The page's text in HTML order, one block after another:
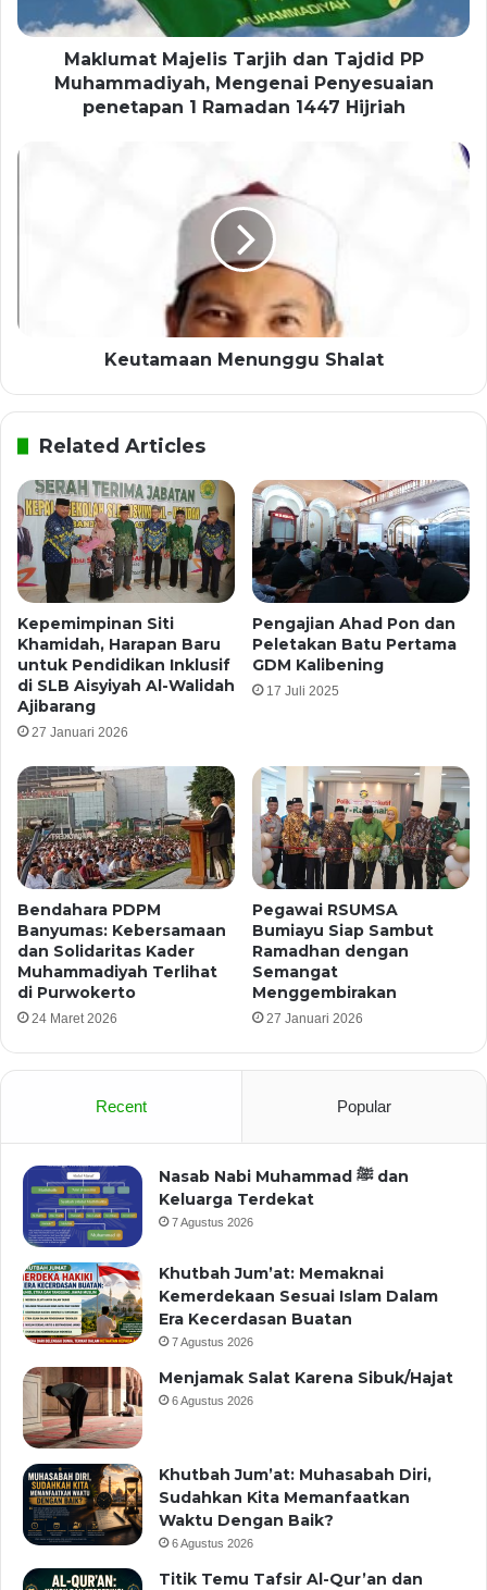
Maklumat Majelis Tarjih dan Tajdid PP
Muhammadiyah, Mengenai Penyesuaian
penetapan 1 Ramadan 1447 Hijriah
Keutamaan Menunggu Shalat
Related Articles
Kepemimpinan Siti
Khamidah, Harapan Baru
untuk Pendidikan Inklusif
di SLB Aisyiyah Al-Walidah
Ajibarang
27 Januari 2026
Pengajian Ahad Pon dan
Peletakan Batu Pertama
GDM Kalibening
17 Juli 2025
Bendahara PDPM
Banyumas: Kebersamaan
dan Solidaritas Kader
Muhammadiyah Terlihat
di Purwokerto
24 Maret 2026
Pegawai RSUMSA
Bumiayu Siap Sambut
Ramadhan dengan
Semangat
Menggembirakan
27 Januari 2026
Recent Popular
Nasab Nabi Muhammad ﷺ dan
Keluarga Terdekat
7 Agustus 2026
Khutbah Jum’at: Memaknai
Kemerdekaan Sesuai Islam Dalam
Era Kecerdasan Buatan
7 Agustus 2026
Menjamak Salat Karena Sibuk/Hajat
6 Agustus 2026
Khutbah Jum’at: Muhasabah Diri,
Sudahkan Kita Memanfaatkan
Waktu Dengan Baik?
6 Agustus 2026
Titik Temu Tafsir Al-Qur’an dan